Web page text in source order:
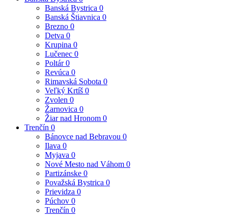
Banská Bystrica 0
Banská Štiavnica 0
Brezno 0
Detva 0
Krupina 0
Lučenec 0
Poltár0
Revúca 0
Rimavská Sobota 0
Veľký Krtíš 0
Zvolen 0
Žarnovica 0
Žiar nad Hronom 0
Trenčín 0
Bánovce nad Bebravou 0
Ilava 0
Myjava 0
Nové Mesto nad Váhom 0
Partizánske 0
Považská Bystrica 0
Prievidza 0
Púchov 0
Trenčín 0